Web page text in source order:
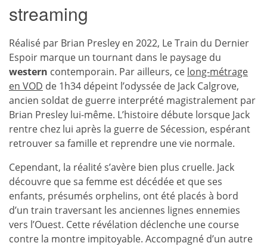
streaming
Réalisé par Brian Presley en 2022, Le Train du Dernier
Espoir marque un tournant dans le paysage du
western contemporain. Par ailleurs, ce long-métrage
en VOD de 1h34 dépeint l’odyssée de Jack Calgrove,
ancien soldat de guerre interprété magistralement par
Brian Presley lui-même. L’histoire débute lorsque Jack
rentre chez lui après la guerre de Sécession, espérant
retrouver sa famille et reprendre une vie normale.
Cependant, la réalité s’avère bien plus cruelle. Jack
découvre que sa femme est décédée et que ses
enfants, présumés orphelins, ont été placés à bord
d’un train traversant les anciennes lignes ennemies
vers l’Ouest. Cette révélation déclenche une course
contre la montre impitoyable. Accompagné d’un autre